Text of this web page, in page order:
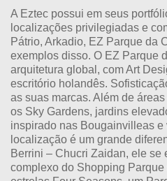
A Eztec possui em seus
localizações privilegiadas e
Pátrio, Arkadio, EZ Parque da
exemplos disso. O EZ Parque
arquitetura global, com Art
escritório holandês.
as suas marcas. Além de
os Sky Gardens, jardins
inspirado nas Bougainvilleas e
localização é um grande
Berrini – Chucri Zaidan, ele se
complexo do Shopping